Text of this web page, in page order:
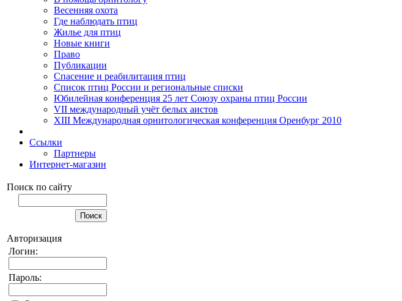
Весенняя охота
Где наблюдать птиц
Жилье для птиц
Новые книги
Право
Публикации
Спасение и реабилитация птиц
Список птиц России и региональные списки
Юбилейная конференция 25 лет Союзу охраны птиц России
VII международный учёт белых аистов
XIII Международная орнитологическая конференция Оренбург 2010
Ссылки
Партнеры
Интернет-магазин
Поиск по сайту
Авторизация
Логин:
Пароль: